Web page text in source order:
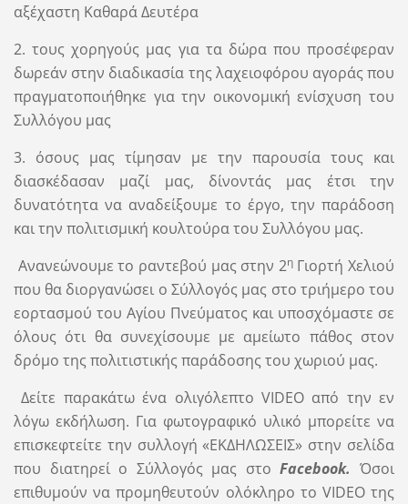
αξέχαστη Καθαρά Δευτέρα
2. τους χορηγούς μας για τα δώρα που προσέφεραν
δωρεάν στην διαδικασία της λαχειοφόρου αγοράς που
πραγματοποιήθηκε για την οικονομική ενίσχυση του
Συλλόγου μας
3. όσους μας τίμησαν με την παρουσία τους και
διασκέδασαν μαζί μας, δίνοντάς μας έτσι την
δυνατότητα να αναδείξουμε το έργο, την παράδοση
και την πολιτισμική κουλτούρα του Συλλόγου μας.
Ανανεώνουμε το ραντεβού μας στην 2ηΓιορτή Χελιού
που θα διοργανώσει ο Σύλλογός μας στο τριήμερο του
εορτασμού του Αγίου Πνεύματος και υποσχόμαστε σε
όλους ότι θα συνεχίσουμε με αμείωτο πάθος στον
δρόμο της πολιτιστικής παράδοσης του χωριού μας.
Δείτε παρακάτω ένα ολιγόλεπτο VIDEO από την εν
λόγω εκδήλωση. Για φωτογραφικό υλικό μπορείτε να
επισκεφτείτε την συλλογή «ΕΚΔΗΛΩΣΕΙΣ» στην σελίδα
που διατηρεί ο Σύλλογός μας στοFacebook. Όσοι
επιθυμούν να προμηθευτούν ολόκληρο το VIDEO της